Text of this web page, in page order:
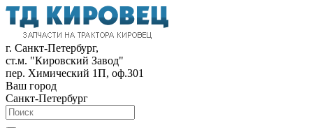
г. Санкт-Петербург,
ст.м. "Кировский Завод"
пер. Химический 1П, оф.301
Ваш город
Санкт-Петербург